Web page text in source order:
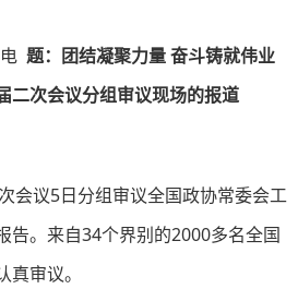
题：团结凝聚力量 奋斗铸就伟业
次会议分组审议现场的报道
会议5日分组审议全国政协常委会工
告。来自34个界别的2000多名全国
审议。